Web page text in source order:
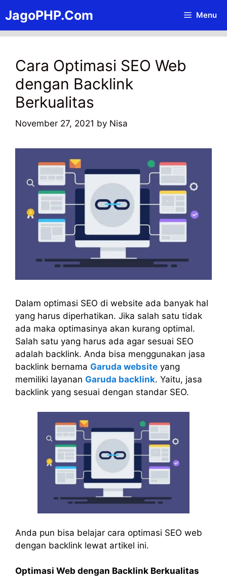
to
content
JagoPHP.Com Menu
Cara Optimasi SEO Web
dengan Backlink
Berkualitas
November 27, 2021 by Nisa
Dalam optimasi SEO di website ada banyak hal
yang harus diperhatikan. Jika salah satu tidak
ada maka optimasinya akan kurang optimal.
Salah satu yang harus ada agar sesuai SEO
adalah backlink. Anda bisa menggunakan jasa
backlink bernama Garuda website yang
memiliki layanan Garuda backlink. Yaitu, jasa
backlink yang sesuai dengan standar SEO.
Anda pun bisa belajar cara optimasi SEO web
dengan backlink lewat artikel ini.
Optimasi Web dengan Backlink Berkualitas